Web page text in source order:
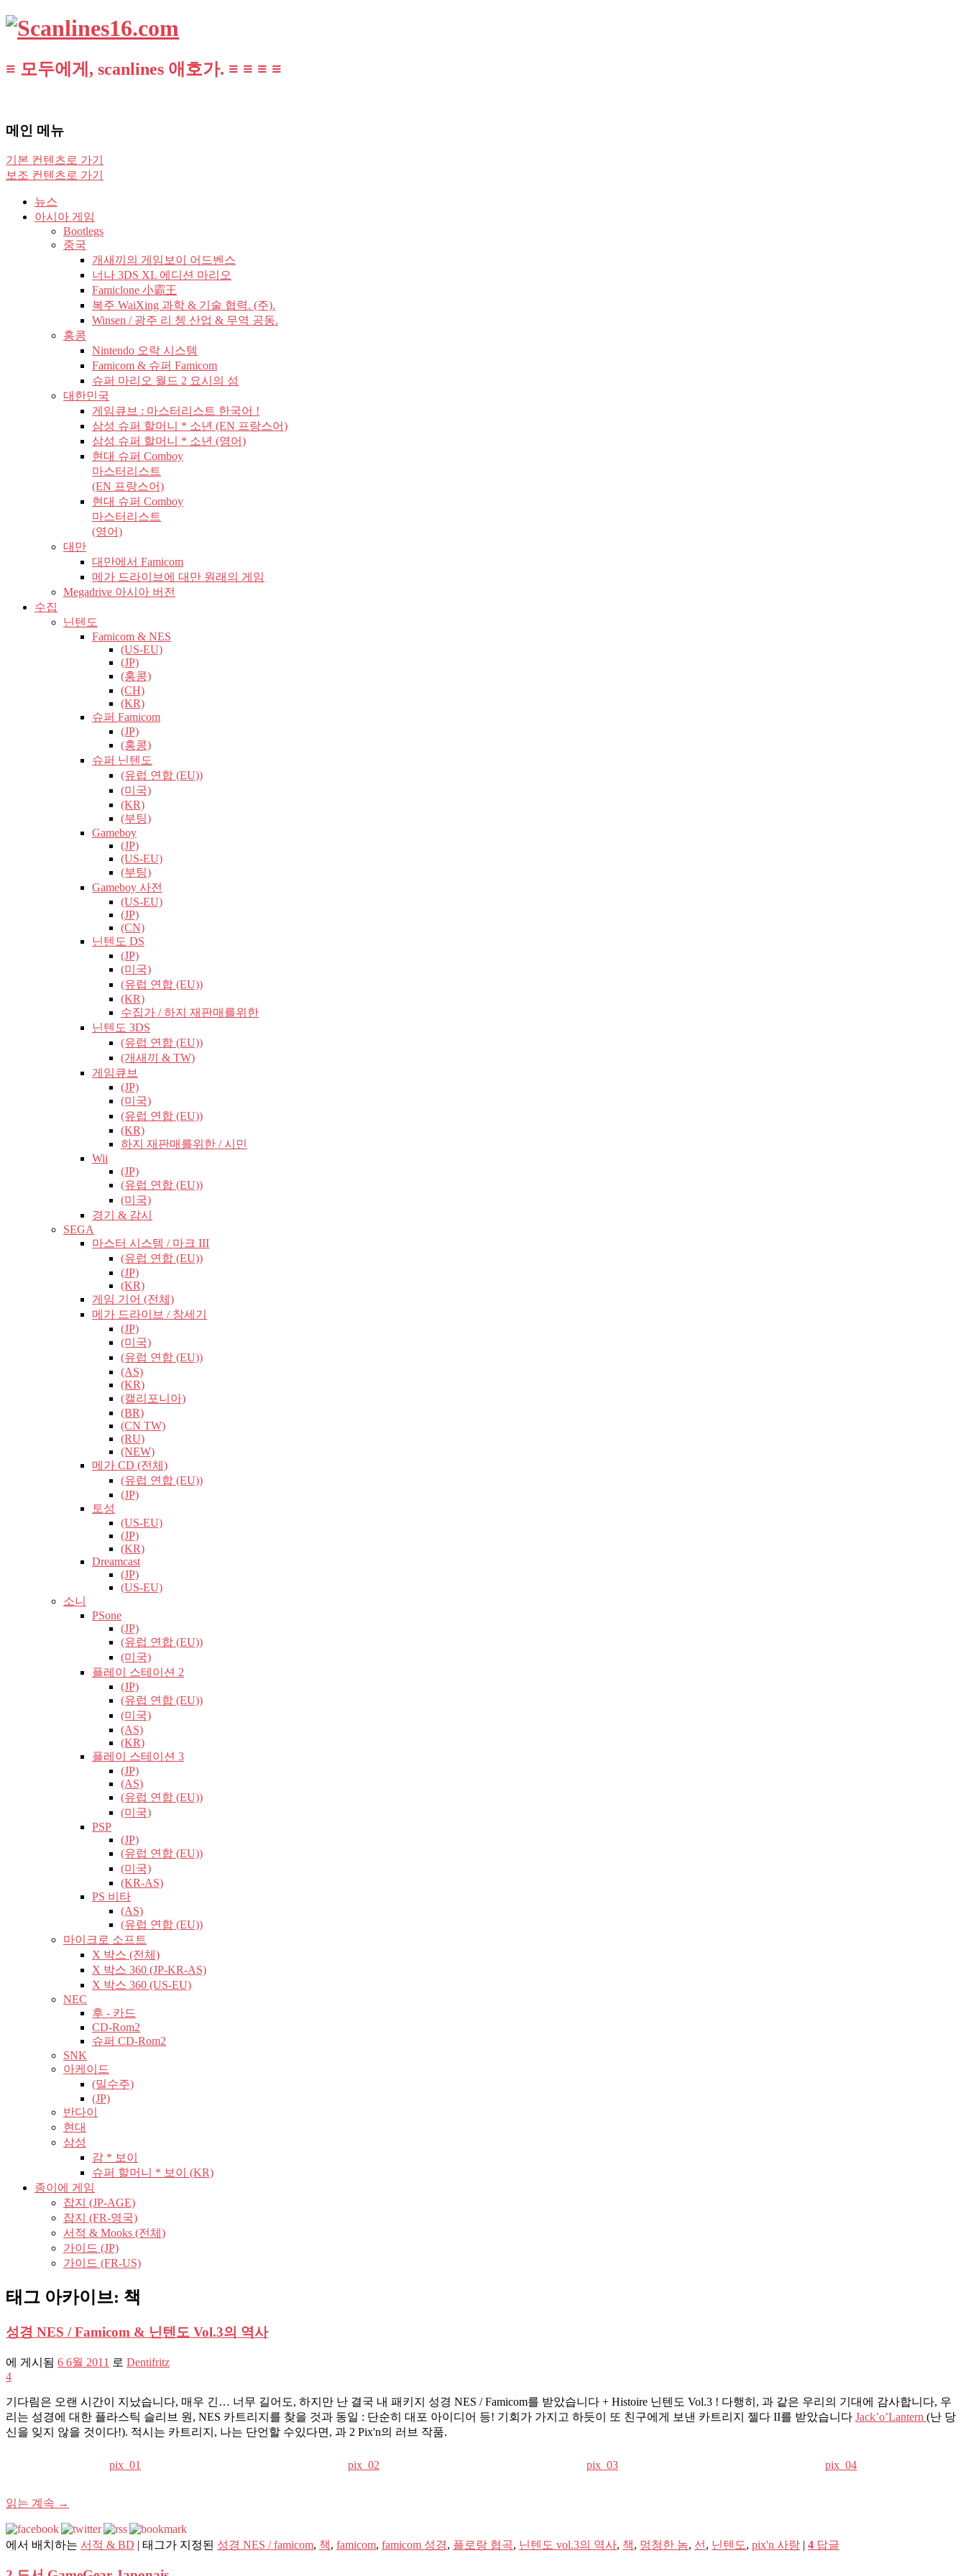
≡ 모두에게, scanlines 애호가. ≡ ≡ ≡ ≡
메인 메뉴
기본 컨텐츠로 가기
보조 컨텐츠로 가기
뉴스
아시아 게임
Bootlegs
중국
개새끼의 게임보이 어드벤스
너나 3DS XL 에디션 마리오
Famiclone 小霸王
복주 WaiXing 과학 & 기술 협력. (주).
Winsen / 광주 리 쳉 산업 & 무역 공동.
홍콩
Nintendo 오락 시스템
Famicom & 슈퍼 Famicom
슈퍼 마리오 월드 2 요시의 섬
대한민국
게임큐브 : 마스터리스트 한국어 !
삼성 슈퍼 할머니 * 소년 (EN 프랑스어)
삼성 슈퍼 할머니 * 소년 (영어)
현대 슈퍼 Comboy
마스터리스트
(EN 프랑스어)
현대 슈퍼 Comboy
마스터리스트
(영어)
대만
대만에서 Famicom
메가 드라이브에 대만 원래의 게임
Megadrive 아시아 버전
수집
닌텐도
Famicom & NES
(US-EU)
(JP)
(홍콩)
(CH)
(KR)
슈퍼 Famicom
(JP)
(홍콩)
슈퍼 닌텐도
(유럽​​ 연합 (EU))
(미국)
(KR)
(부팅)
Gameboy
(JP)
(US-EU)
(부팅)
Gameboy 사전
(US-EU)
(JP)
(CN)
닌텐도 DS
(JP)
(미국)
(유럽​​ 연합 (EU))
(KR)
수집가 / 하지 재판매를위한
닌텐도 3DS
(유럽​​ 연합 (EU))
(개새끼 & TW)
게임큐브
(JP)
(미국)
(유럽​​ 연합 (EU))
(KR)
하지 재판매를위한 / 시민
Wii
(JP)
(유럽​​ 연합 (EU))
(미국)
경기 & 감시
SEGA
마스터 시스템 / 마크 III
(유럽​​ 연합 (EU))
(JP)
(KR)
게임 기어 (전체)
메가 드라이브 / 창세기
(JP)
(미국)
(유럽​​ 연합 (EU))
(AS)
(KR)
(캘리포니아)
(BR)
(CN TW)
(RU)
(NEW)
메가 CD (전체)
(유럽​​ 연합 (EU))
(JP)
토성
(US-EU)
(JP)
(KR)
Dreamcast
(JP)
(US-EU)
소니
PSone
(JP)
(유럽​​ 연합 (EU))
(미국)
플레이 스테이션 2
(JP)
(유럽​​ 연합 (EU))
(미국)
(AS)
(KR)
플레이 스테이션 3
(JP)
(AS)
(유럽​​ 연합 (EU))
(미국)
PSP
(JP)
(유럽​​ 연합 (EU))
(미국)
(KR-AS)
PS 비타
(AS)
(유럽​​ 연합 (EU))
마이크로 소프트
X 박스 (전체)
X 박스 360 (JP-KR-AS)
X 박스 360 (US-EU)
NEC
후 - 카드
CD-Rom2
슈퍼 CD-Rom2
SNK
아케이드
(밀수주)
(JP)
반다이
현대
삼성
감 * 보이
슈퍼 할머니 * 보이 (KR)
종이에 게임
잡지 (JP-AGE)
잡지 (FR-영국)
서적 & Mooks (전체)
가이드 (JP)
가이드 (FR-US)
태그 아카이브: 책
성경 NES / Famicom & 닌텐도 Vol.3의 역사
에 게시됨 6 6월 2011 로 Dentifritz
4
기다림은 오랜 시간이 지났습니다, 매우 긴… 너무 길어도, 하지만 난 결국 내 패키지 성경 NES / Famicom를 받았습니다 + Histoire 닌텐도 Vol.3 ! 다행히, 과 같은 우리의 기대에 감사합니다, 우
리는 성경에 대한 플라스틱 슬리브 원, NES 카트리지를 찾을 것과 동일 : 단순히 대포 아이디어 등! 기회가 가지고 하듯이 또 친구에게 보낸 카트리지 젤다 II를 받았습니다 Jack’o’Lantern (난 당
신을 잊지 않을 것이다!). 적시는 카트리지, 나는 단언할 수있다면, 과 2 Pix'n의 러브 작품.
pix_01 pix_02 pix_03 pix_04
읽는 계속 →
에서 배치하는 서적 & BD | 태그가 지정된 성경 NES / famicom, 책, famicom, famicom 성경, 플로랑 협곡, 닌텐도 vol.3의 역사, 책, 멍청한 놈, 선 , 닌텐도, pix'n 사랑 | 4 답글